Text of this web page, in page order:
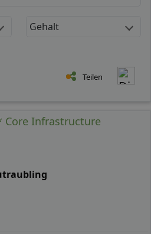
Gehalt
Teilen
Infrastructure